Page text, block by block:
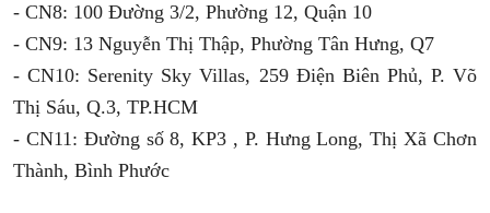
- CN8: 100 Đường 3/2, Phường 12, Quận 10
- CN9: 13 Nguyễn Thị Thập, Phường Tân Hưng, Q7
- CN10: Serenity Sky Villas, 259 Điện Biên Phủ, P. Võ
Thị Sáu, Q.3, TP.HCM
- CN11: Đường số 8, KP3 , P. Hưng Long, Thị Xã Chơn
Thành, Bình Phước